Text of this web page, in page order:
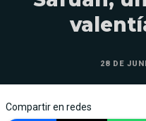
28 DE
Compartir en redes